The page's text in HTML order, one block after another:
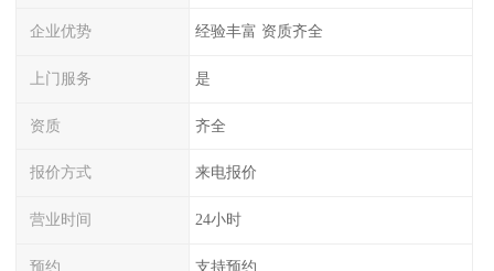
企业优势 经验丰富 资质齐全
上门服务 是
资质 齐全
报价方式 来电报价
营业时间 24小时
预约 支持预约